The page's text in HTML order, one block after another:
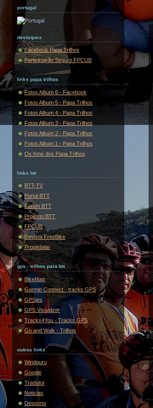
portugal
destaques
Facebook Papa Trilhos
Participação Seguro FPCUB
links papa trilhos
Fotos Album 6 - Facebook
Fotos Album 5 - Papa Trilhos
Fotos Album 4 - Papa Trilhos
Fotos Album 3 - Papa Trilhos
Fotos Album 2 - Papa Trilhos
Fotos Album 1 - Papa Trilhos
Os Kms dos Papa Trilhos
links btt
BTT-TV
Portal BTT
Forum BTT
Projecto BTT
FPCUB
Revista FreeBike
Propedalar
gps - trilhos para btt
BikeMap
Garmin Connect - tracks GPS
GPSies
GPS Visualizer
Tracks4You - Tracks GPS
Go and Walk - Trilhos
outros links
Windguru
Google
Tradutor
Noticias
Desporto